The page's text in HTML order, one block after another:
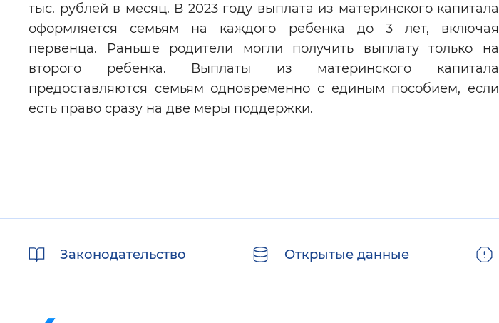
тыс. рублей в месяц. В 2023 году выплата из материнского капитала
оформляется семьям на каждого ребенка до 3 лет, включая
первенца. Раньше родители могли получить выплату только на
второго ребенка. Выплаты из материнского капитала
предоставляются семьям одновременно с единым пособием, если
есть право сразу на две меры поддержки.
ссылкиЗаконодательство Открытые данные